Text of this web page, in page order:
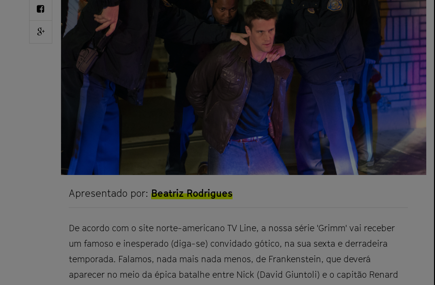
Share
Facebook
Share
Apresentado por: Beatriz Rodrigues
De acordo com o site norte-americano TV Line, a nossa série 'Grimm' vai receber
um famoso e inesperado (diga-se) convidado gótico, na sua sexta e derradeira
temporada. Falamos, nada mais nada menos, de Frankenstein, que deverá
aparecer no meio da épica batalhe entre Nick (David Giuntoli) e o capitão Renard